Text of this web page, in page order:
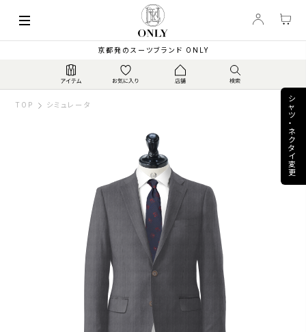
京都発のスーツブランド ONLY
TOP シミュレータ
【通年 / 定番】伊カ... PRICE
シ
ャ
ツ
・
ネ
ク
タ
イ
変
更